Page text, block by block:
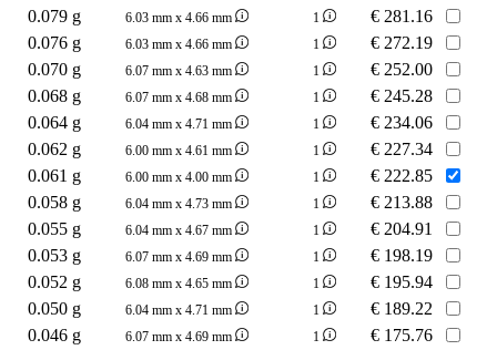
0.079 g
6.03 mm x 4.66 mm 1 € 281.16
0.076 g
6.03 mm x 4.66 mm 1 € 272.19
0.070 g
6.07 mm x 4.63 mm 1 € 252.00
0.068 g
6.07 mm x 4.68 mm 1 € 245.28
0.064 g
6.04 mm x 4.71 mm 1 € 234.06
0.062 g
6.00 mm x 4.61 mm 1 € 227.34
0.061 g
6.00 mm x 4.00 mm 1 € 222.85
0.058 g
6.04 mm x 4.73 mm 1 € 213.88
0.055 g
6.04 mm x 4.67 mm 1 € 204.91
0.053 g
6.07 mm x 4.69 mm 1 € 198.19
0.052 g
6.08 mm x 4.65 mm 1 € 195.94
0.050 g
6.04 mm x 4.71 mm 1 € 189.22
0.046 g
6.07 mm x 4.69 mm 1 € 175.76